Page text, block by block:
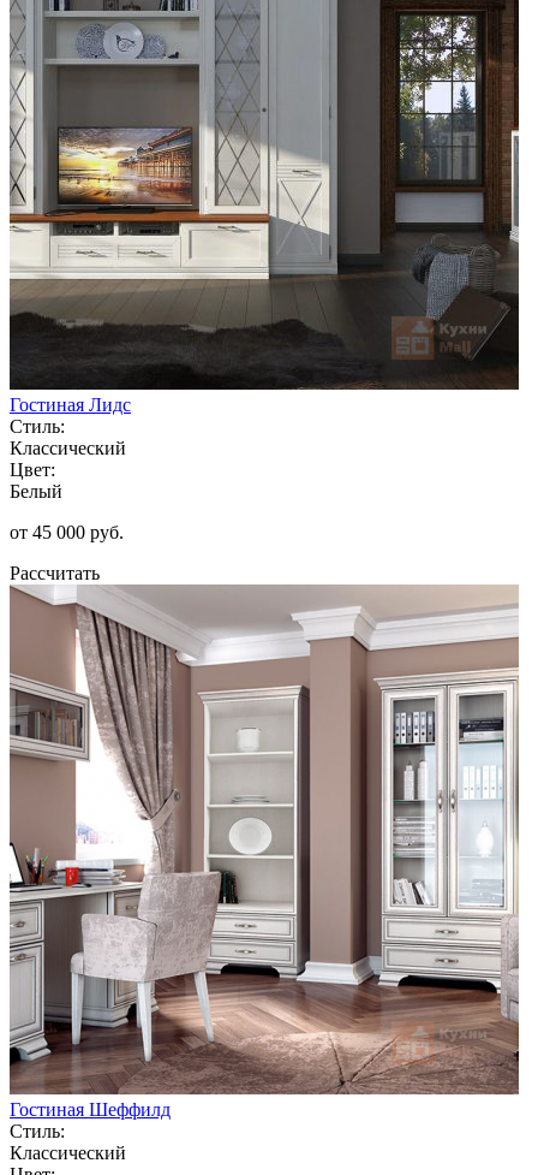
Гостиная Лидс
Стиль:
Классический
Цвет:
Белый
от 45 000 руб.
Рассчитать
Гостиная Шеффилд
Стиль:
Классический